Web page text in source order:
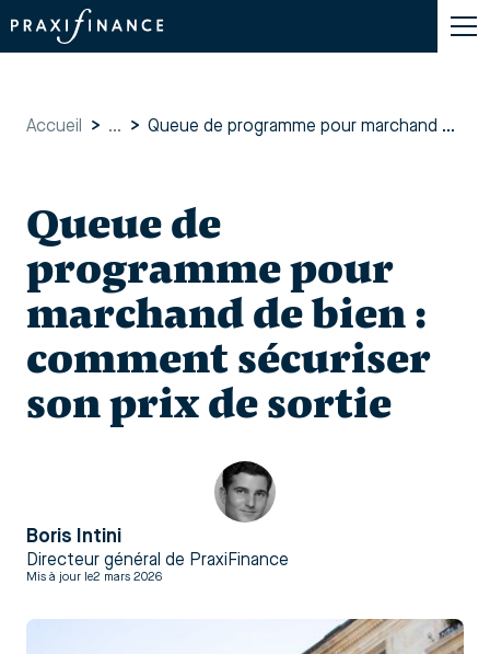
Accueil > ... > Queue de programme pour marchand de bien : comment sécuriser son prix de sortie
Queue de
programme pour
marchand de bien :
comment sécuriser
son prix de sortie
Boris Intini
Directeur général de PraxiFinance
Mis à jour le2 mars 2026